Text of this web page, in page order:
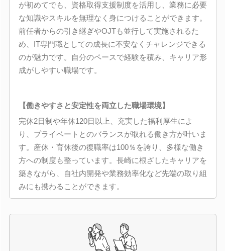
が初めてでも、資格取得支援制度を活用し、業務に必要
な知識やスキルを無理なく身につけることができます。
前任者からの引き継ぎやOJTも並行して実施されるた
め、IT専門職としての成長に不安なくチャレンジできる
のが魅力です。自分のペースで経験を積み、キャリア形
成がしやすい職場です。
【働きやすさと安定性を両立した職場環境】
完休2日制や年休120日以上、充実した福利厚生によ
り、プライベートとのバランスが取れる働き方が叶いま
す。産休・育休後の復職率は100％を誇り、多様な働き
方への制度も整っています。長崎に根ざしたキャリアを
築きながら、自社内開発や業務効率化など先端の取り組
みにも携わることができます。